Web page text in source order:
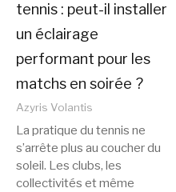
tennis : peut-il installer
un éclairage
performant pour les
matchs en soirée ?
Azyris Volantis
La pratique du tennis ne
s’arrête plus au coucher du
soleil. Les clubs, les
collectivités et même